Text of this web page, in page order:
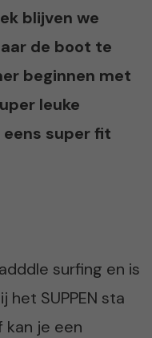
blijven we
de boot te
beginnen met
leuke
super fit
surfing en is
het SUPPEN sta
kan je een